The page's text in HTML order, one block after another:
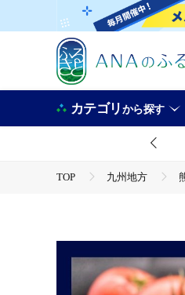
カテゴリから探す
TOP 九州地方
熊本県産はちべえトマト
加工食品